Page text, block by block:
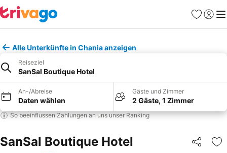
Favoriten
Alle Unterkünfte in Chania anzeigen
Reiseziel
SanSal Boutique Hotel
An-/Abreise
Daten wählen
Gäste und Zimmer
2 Gäste, 1 Zimmer
So beeinflussen Zahlungen an uns unser Ranking
SanSal Boutique Hotel Teilen